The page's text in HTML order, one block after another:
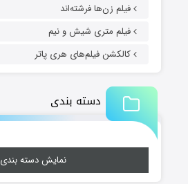
فیلم زن‌ها فرشته‌اند
فیلم متری شیش و نیم
کالکشن فیلم‌های هری پاتر
دسته بندی
نمایش دسته بندی